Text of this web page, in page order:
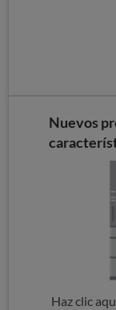
Nuevos
Haz clic